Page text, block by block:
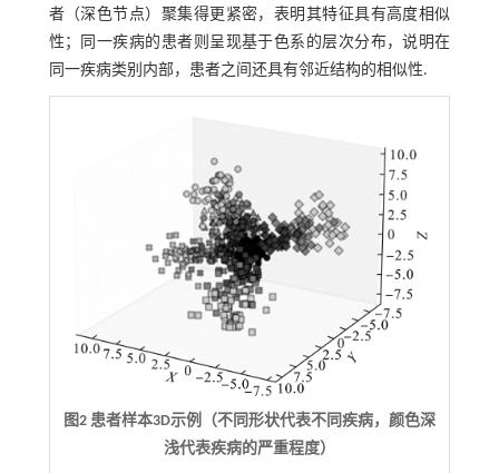
者（深色节点）聚集得更紧密，表明其特征具有高度相似
性；同一疾病的患者则呈现基于色系的层次分布，说明在
同一疾病类别内部，患者之间还具有邻近结构的相似性.
图2 患者样本3D示例（不同形状代表不同疾病，颜色深
浅代表疾病的严重程度）